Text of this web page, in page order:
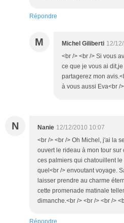
Répondre
M Michel Giliberti 12/
<br /> <br /> Si vous
ce que je vous ai
partagerez mon
à vous aussi Eva<br /
N Nanie 12/12/2010 10:07
<br /> <br /> Oh Michel, j'ai la
ouvert le rideau à mon tour
ces palmiers qui chatouillent
quel<br /> envoutant voyage.
laisser prendre au charme
cette promenade matinale
dimanche.<br /> <br /> <br />